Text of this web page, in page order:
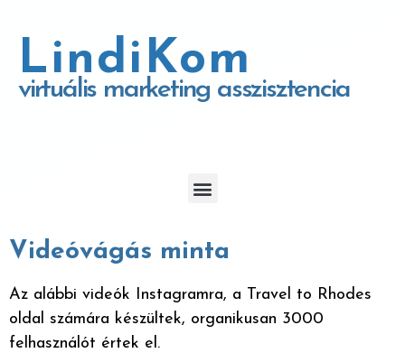
LindiKom
virtuális marketing asszisztencia
Videóvágás minta
Az alábbi videók Instagramra, a Travel to Rhodes
oldal számára készültek, organikusan 3000
felhasználót értek el.